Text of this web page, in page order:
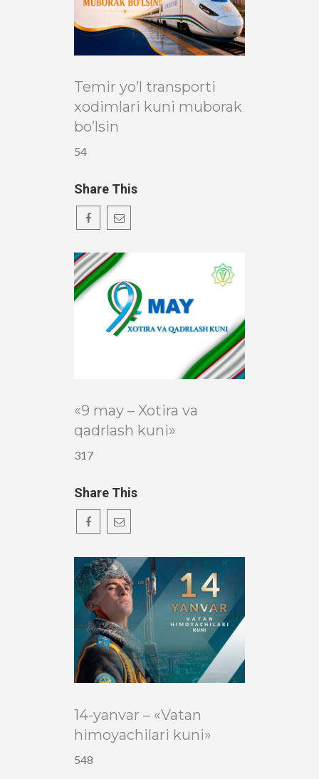
Temir yo’l transporti
xodimlari kuni muborak
bo’lsin
54
Share This
«9 may – Xotira va
qadrlash kuni»
317
Share This
14-yanvar – «Vatan
himoyachilari kuni»
548